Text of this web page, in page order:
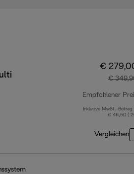
€
€
Empfohlener
Inklusive MwSt.-Betrag
€ 46,50 (
Vergleichen